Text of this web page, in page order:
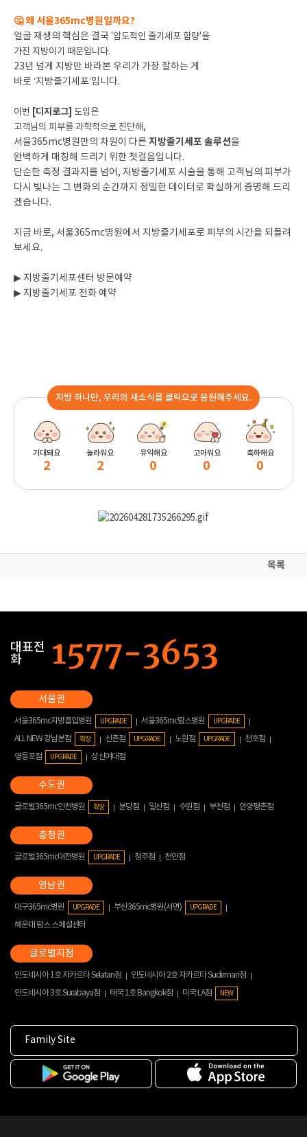
🤔 왜 서울365mc병원일까요?
얼굴 재생의 핵심은 결국'압도적인 줄기세포 함량'을
가진 지방이기 때문입니다.
23년 넘게 지방만 바라본 우리가 가장 잘하는 게
바로 ‘지방줄기세포’입니다.
이번 [디지로그] 도입은
고객님의 피부를 과학적으로 진단해,
서울365mc병원만의 차원이 다른 지방줄기세포 솔루션을
완벽하게 매칭해 드리기 위한 첫걸음입니다.
단순한 측정 결과지를 넘어, 지방줄기세포 시술을 통해 고객님의 피부가
다시 빛나는 그 변화의 순간까지 정밀한 데이터로 확실하게 증명해 드리
겠습니다.
지금 바로, 서울365mc병원에서 지방줄기세포로 피부의 시간을 되돌려
보세요.
▶ 지방줄기세포센터 방문예약
▶ 지방줄기세포 전화 예약
지방 하나만, 우리의 새소식을 클릭으로 응원해주세요.
기대돼요
2
놀라워요
2
유익해요
0
고마워요
0
축하해요
0
목록
대표전
화
서울365mc지방흡입병원 UPGRADE 서울365mc람스병원 UPGRADE
ALL NEW 강남본점 확장 신촌점 UPGRADE 노원점 UPGRADE
천호점
영등포점
UPGRADE 성신여대점
글로벌365mc인천병원 확장 분당점 일산점 수원점 부천점 안양평촌점
글로벌365mc대전병원 UPGRADE 청주점 천안점
대구365mc병원 UPGRADE 부산365mc병원(서면) UPGRADE
해운대 람스 스페셜센터
인도네시아 1호 자카르타 Selatan점
인도네시아 2호 자카르타 Sudirman점
인도네시아 3호 Surabaya점
태국 1호 Bangkok점 미국 LA점 NEW
Family Site